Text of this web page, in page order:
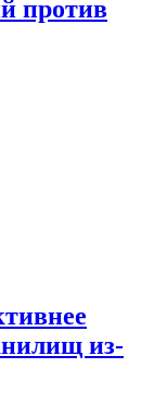
против
из-